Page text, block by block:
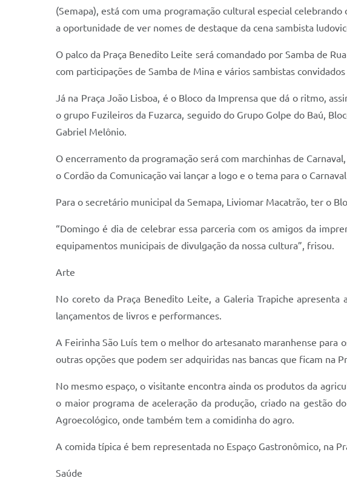
(Semapa), está com uma programação cultural especial
a oportunidade de ver nomes de destaque da cena sambista
O palco da Praça Benedito Leite será comandado por Samba de
com participações de Samba de Mina e vários sambistas
Já na Praça João Lisboa, é o Bloco da Imprensa que dá o ritmo,
o grupo Fuzileiros da Fuzarca, seguido do Grupo Golpe do Baú,
Gabriel Melônio.
O encerramento da programação será com marchinhas de
o Cordão da Comunicação vai lançar a logo e o tema para o
Para o secretário municipal da Semapa, Liviomar Macatrão, ter o
“Domingo é dia de celebrar essa parceria com os amigos da
equipamentos municipais de divulgação da nossa cultura”, frisou.
Arte
No coreto da Praça Benedito Leite, a Galeria Trapiche
lançamentos de livros e performances.
A Feirinha São Luís tem o melhor do artesanato maranhense para
outras opções que podem ser adquiridas nas bancas que ficam na
No mesmo espaço, o visitante encontra ainda os produtos da
o maior programa de aceleração da produção, criado na gestão
Agroecológico, onde também tem a comidinha do agro.
A comida típica é bem representada no Espaço Gastronômico, na
Saúde